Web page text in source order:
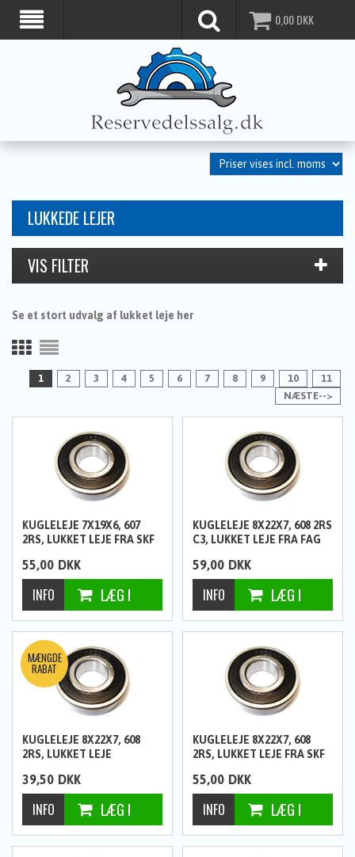
0,00DKK
LUKKEDE LEJER
Se et stort udvalg af lukket leje her
1 2 3 4 5 6 7 8 9 10
11
NÆSTE-->
KUGLELEJE 7X19X6, 607
2RS, LUKKET LEJE FRA SKF
55,00 DKK
KUGLELEJE 8X22X7, 608 2RS
C3, LUKKET LEJE FRA FAG
59,00 DKK
KUGLELEJE 8X22X7, 608
2RS, LUKKET LEJE
39,50 DKK
KUGLELEJE 8X22X7, 608
2RS, LUKKET LEJE FRA SKF
55,00 DKK